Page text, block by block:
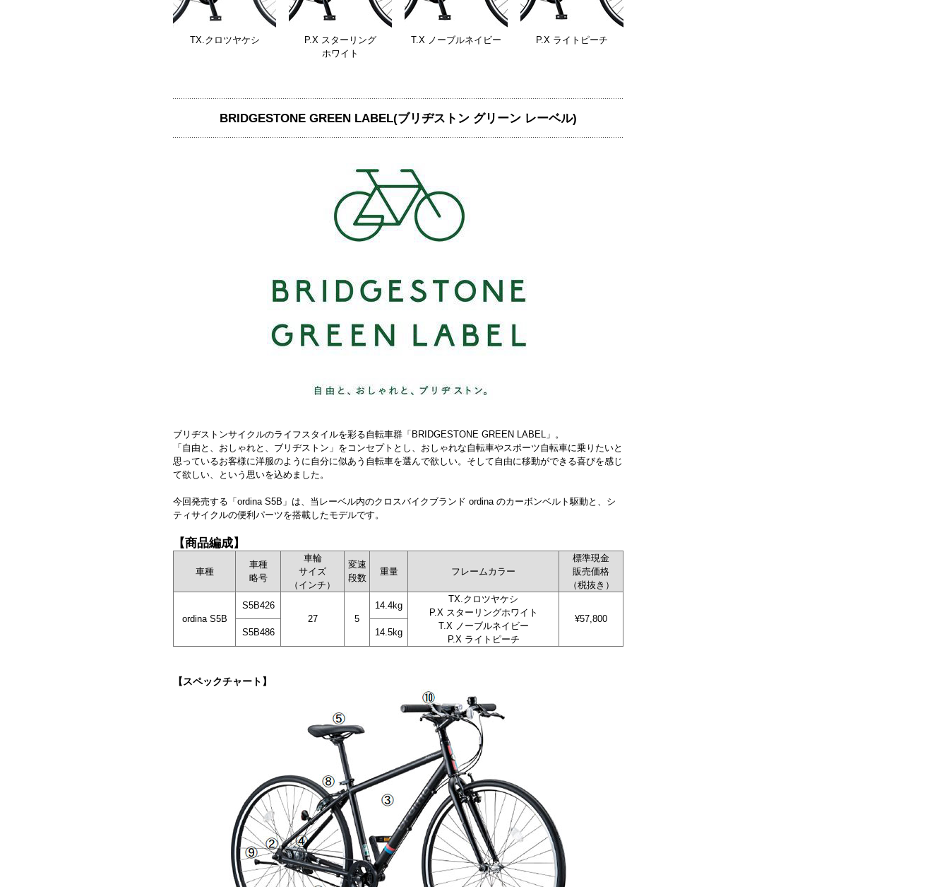
TX.クロツヤケシ
P.X スターリング
ホワイト
T.X ノーブルネイビー P.X ライトピーチ
BRIDGESTONE GREEN LABEL(ブリヂストン グリーン レーベル)
ブリヂストンサイクルのライフスタイルを彩る自転車群「BRIDGESTONE GREEN LABEL」。
「自由と、おしゃれと、ブリヂストン」をコンセプトとし、おしゃれな自転車やスポーツ自転車に乗りたいと
思っているお客様に洋服のように自分に似あう自転車を選んで欲しい。そして自由に移動ができる喜びを感じ
て欲しい、という思いを込めました。
今回発売する「ordina S5B」は、当レーベル内のクロスバイクブランド ordina のカーボンベルト駆動と、シ
ティサイクルの便利パーツを搭載したモデルです。
【商品編成】
車種
車種
略号
車輪
サイズ
（インチ）
変速
段数
重量 フレームカラー
標準現金
販売価格
（税抜き）
ordina S5B
S5B426
27
5
14.4kg
TX.クロツヤケシ
P.X スターリングホワイト
T.X ノーブルネイビー
P.X ライトピーチ
¥57,800
S5B486
14.5kg
【スペックチャート】